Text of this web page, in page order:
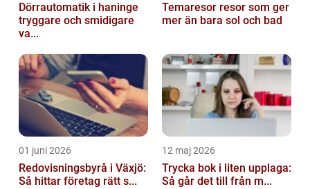
Dörrautomatik i haninge
tryggare och smidigare
va...
Temaresor resor som ger
mer än bara sol och bad
01 juni 2026
Redovisningsbyrå i Växjö:
Så hittar företag rätt s...
12 maj 2026
Trycka bok i liten upplaga:
Så går det till från m...